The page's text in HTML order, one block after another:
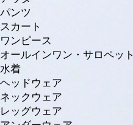
パンツ
スカート
ワンピース
オールインワン・サロペット
水着
ヘッドウェア
ネックウェア
レッグウェア